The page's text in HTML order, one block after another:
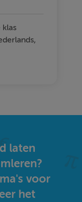
klas
laten
voor
het